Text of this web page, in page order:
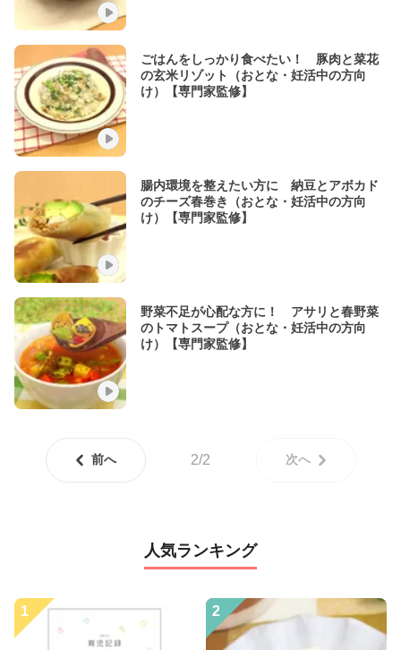
ごはんをしっかり食べたい！ 豚肉と菜花
の玄米リゾット（おとな・妊活中の方向
け）【専門家監修】
腸内環境を整えたい方に 納豆とアボカド
のチーズ春巻き（おとな・妊活中の方向
け）【専門家監修】
野菜不足が心配な方に！ アサリと春野菜
のトマトスープ（おとな・妊活中の方向
け）【専門家監修】
前へ 2/2 次へ
人気ランキング
1 2